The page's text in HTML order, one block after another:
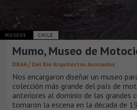
MUSEOS CHILE
Mumo, Museo de
DRAA / Del Rio Arquitectos Asociados
Nos encargaron diseñar un museo
colección más grande del país de
anteriores al dominio de las grandes
tomaron la escena en la década de